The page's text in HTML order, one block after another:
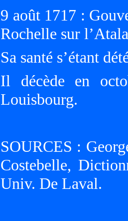
9 août 1717 :
Rochelle sur
Sa santé s’étant
Il décède en
Louisbourg.
SOURCES :
Costebelle,
Univ. De Laval.